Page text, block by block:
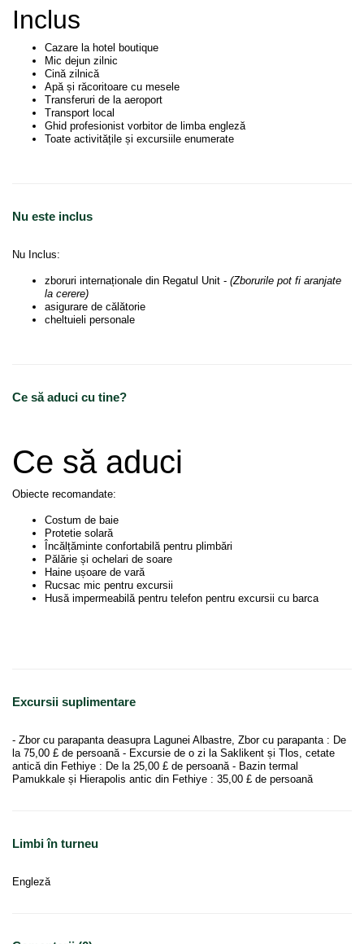
Inclus
Cazare la hotel boutique
Mic dejun zilnic
Cină zilnică
Apă și răcoritoare cu mesele
Transferuri de la aeroport
Transport local
Ghid profesionist vorbitor de limba engleză
Toate activitățile și excursiile enumerate
Nu este inclus
Nu Inclus:
zboruri internaționale din Regatul Unit - (Zborurile pot fi aranjate
la cerere)
asigurare de călătorie
cheltuieli personale
Ce să aduci cu tine?
Ce să aduci
Obiecte recomandate:
Costum de baie
Protetie solară
Încălțăminte confortabilă pentru plimbări
Pălărie și ochelari de soare
Haine ușoare de vară
Rucsac mic pentru excursii
Husă impermeabilă pentru telefon pentru excursii cu barca
Excursii suplimentare
- Zbor cu parapanta deasupra Lagunei Albastre, Zbor cu parapanta : De
la 75,00 £ de persoană - Excursie de o zi la Saklikent și Tlos, cetate
antică din Fethiye : De la 25,00 £ de persoană - Bazin termal
Pamukkale și Hierapolis antic din Fethiye : 35,00 £ de persoană
Limbi în turneu
Engleză